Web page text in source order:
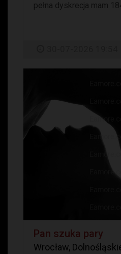
pełna dyskrecja mam
Pan szuka pary
Wrocław,